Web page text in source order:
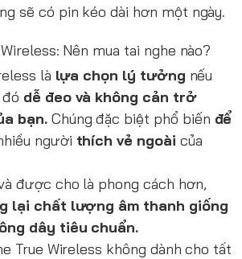
sẽ có pin kéo dài hơn một ngày.
Nên mua tai nghe nào?
là lựa chọn lý tưởng nếu
dễ đeo và không cản trở
bạn.Chúng đặc biệt phổ biến để
người thích vẻ ngoài của
được cho là phong cách hơn,
lại chất lượng âm thanh giống
dây tiêu chuẩn.
True Wireless không dành cho tất